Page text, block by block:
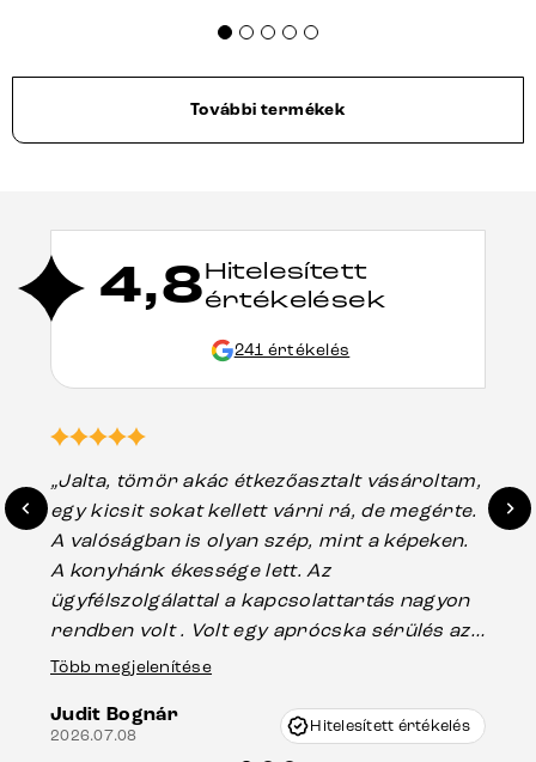
További termékek
4,8Hitelesített
értékelések
241 értékelés
„Jalta, tömör akác étkezőasztalt vásároltam,
egy kicsit sokat kellett várni rá, de megérte.
A valóságban is olyan szép, mint a képeken.
A konyhánk ékessége lett. Az
ügyfélszolgálattal a kapcsolattartás nagyon
rendben volt . Volt egy aprócska sérülés az
asztal talpánál, ami szállításkor
nagyon korrekten jártak el az ügyemben.
Mindenkinek ajánlani tudom a Delife
Több megjelenítése
Judit Bognár
2026.07.08 Hitelesített értékelés